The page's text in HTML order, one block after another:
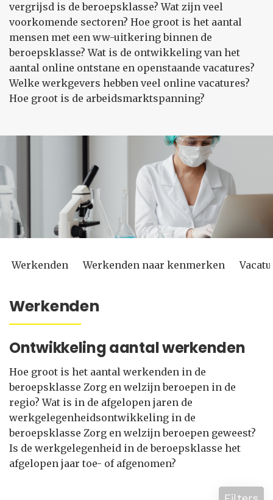
vergrijsd is de beroepsklasse? Wat zijn veel
voorkomende sectoren? Hoe groot is het aantal
mensen met een ww-uitkering binnen de
beroepsklasse? Wat is de ontwikkeling van het
aantal online ontstane en openstaande vacatures?
Welke werkgevers hebben veel online vacatures?
Hoe groot is de arbeidsmarktspanning?
Werkenden Werkenden naar kenmerken
Werkenden
Ontwikkeling aantal werkenden
Hoe groot is het aantal werkenden in de
beroepsklasse Zorg en welzijn beroepen in de
regio? Wat is in de afgelopen jaren de
werkgelegenheidsontwikkeling in de
beroepsklasse Zorg en welzijn beroepen geweest?
Is de werkgelegenheid in de beroepsklasse het
afgelopen jaar toe- of afgenomen?